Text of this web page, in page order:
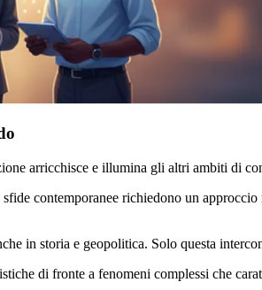
arricchisce e illumina gli altri ambiti di
contemporanee richiedono un
in storia e geopolitica. Solo questa
di fronte a fenomeni complessi che